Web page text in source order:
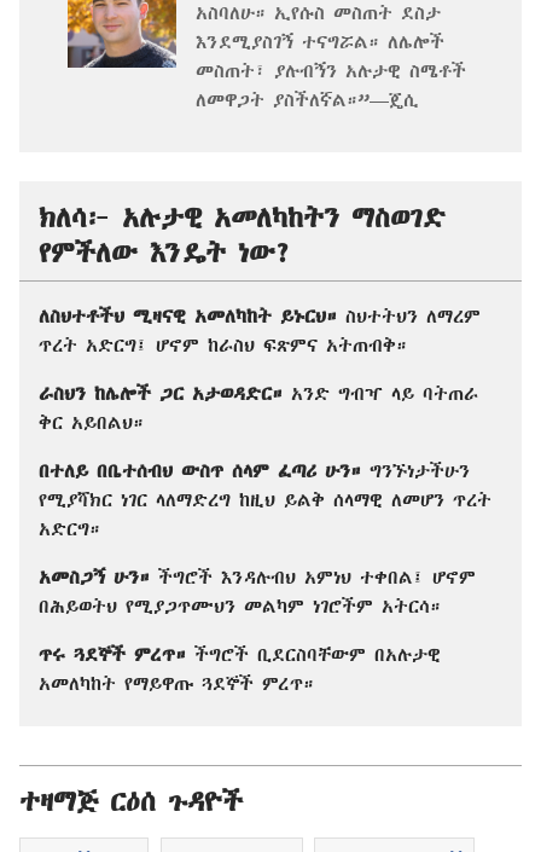
አስባለሁ። ኢየሱስ መስጠት ደስታ
እንደሚያስገኝ ተናግሯል። ለሌሎች
መስጠት፣ ያሉብኝን አሉታዊ ስሜቶች
ለመዋጋት ያስችለኛል።”—ጄሲ
ክለሳ፦ አሉታዊ አመለካከትን ማስወገድ
የምችለው እንዴት ነው?
ለስህተቶችህ ሚዛናዊ አመለካከት ይኑርህ። ስህተትህን ለማረም
ጥረት አድርግ፤ ሆኖም ከራስህ ፍጽምና አትጠብቅ።
ራስህን ከሌሎች ጋር አታወዳድር። አንድ ግብዣ ላይ ባትጠራ
ቅር አይበልህ።
በተለይ በቤተሰብህ ውስጥ ሰላም ፈጣሪ ሁን። ግንኙነታችሁን
የሚያሻክር ነገር ላለማድረግ ከዚህ ይልቅ ሰላማዊ ለመሆን ጥረት
አድርግ።
አመስጋኝ ሁን። ችግሮች እንዳሉብህ አምነህ ተቀበል፤ ሆኖም
በሕይወትህ የሚያጋጥሙህን መልካም ነገሮችም አትርሳ።
ጥሩ ጓደኞች ምረጥ። ችግሮች ቢደርስባቸውም በአሉታዊ
አመለካከት የማይዋጡ ጓደኞች ምረጥ።
ተዛማጅ ርዕሰ ጉዳዮች